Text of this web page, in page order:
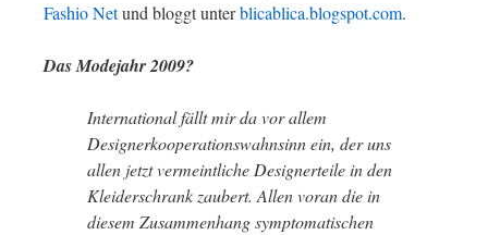
Fashio Netund bloggt unterblicablica.blogspot.com.
Das Modejahr 2009?
International fällt mir da vor allem
Designerkooperationswahnsinn ein, der uns
allen jetzt vermeintliche Designerteile in den
Kleiderschrank zaubert. Allen voran die in
diesem Zusammenhang symptomatischen